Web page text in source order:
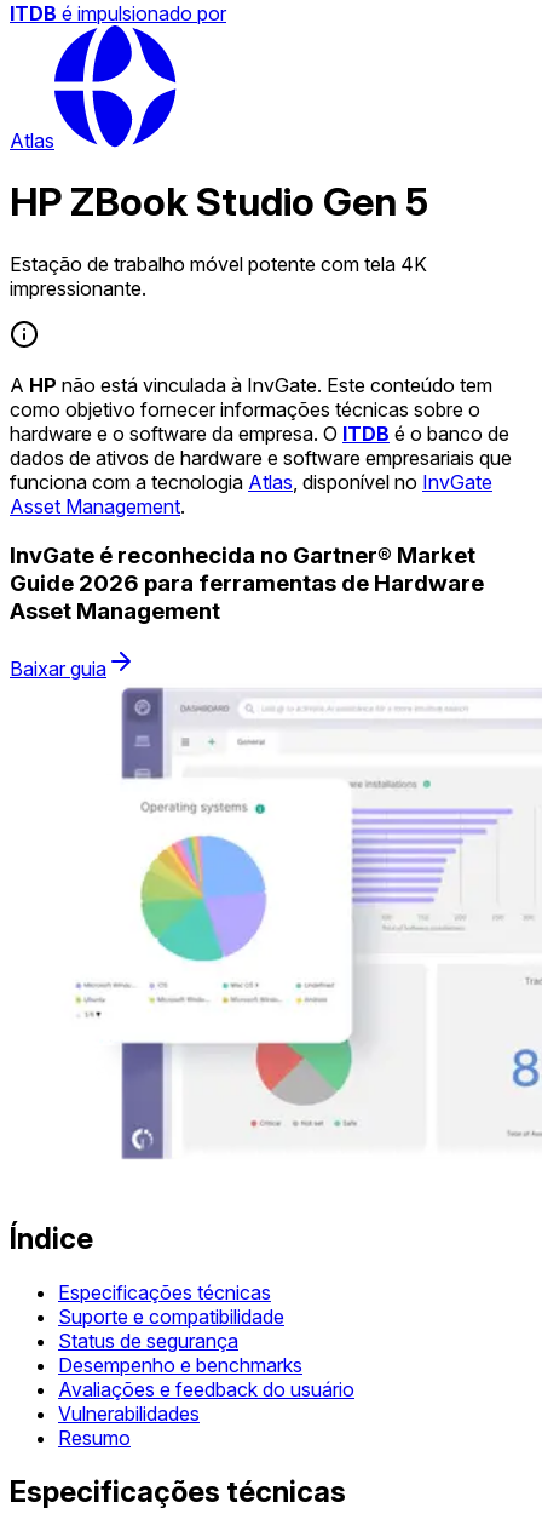
ITDB é impulsionado por
Atlas
HP ZBook Studio Gen 5
Estação de trabalho móvel potente com tela 4K
impressionante.
A HP não está vinculada à InvGate. Este conteúdo tem
como objetivo fornecer informações técnicas sobre o
hardware e o software da empresa. O ITDB é o banco de
dados de ativos de hardware e software empresariais que
funciona com a tecnologia Atlas , disponível no InvGate
Asset Management.
InvGate é reconhecida no Gartner® Market
Guide 2026 para ferramentas de Hardware
Asset Management
Baixar guia
Índice
Especificações técnicas
Suporte e compatibilidade
Status de segurança
Desempenho e benchmarks
Avaliações e feedback do usuário
Vulnerabilidades
Resumo
Especificações técnicas